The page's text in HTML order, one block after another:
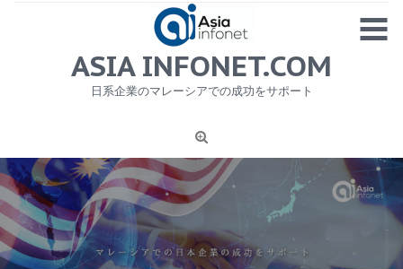
MENU
1
ニュース
労務サービス
プライバシーポリシー及び著作権について
お問合せ
ASIA INFONET.COM
日系企業のマレーシアでの成功をサポート